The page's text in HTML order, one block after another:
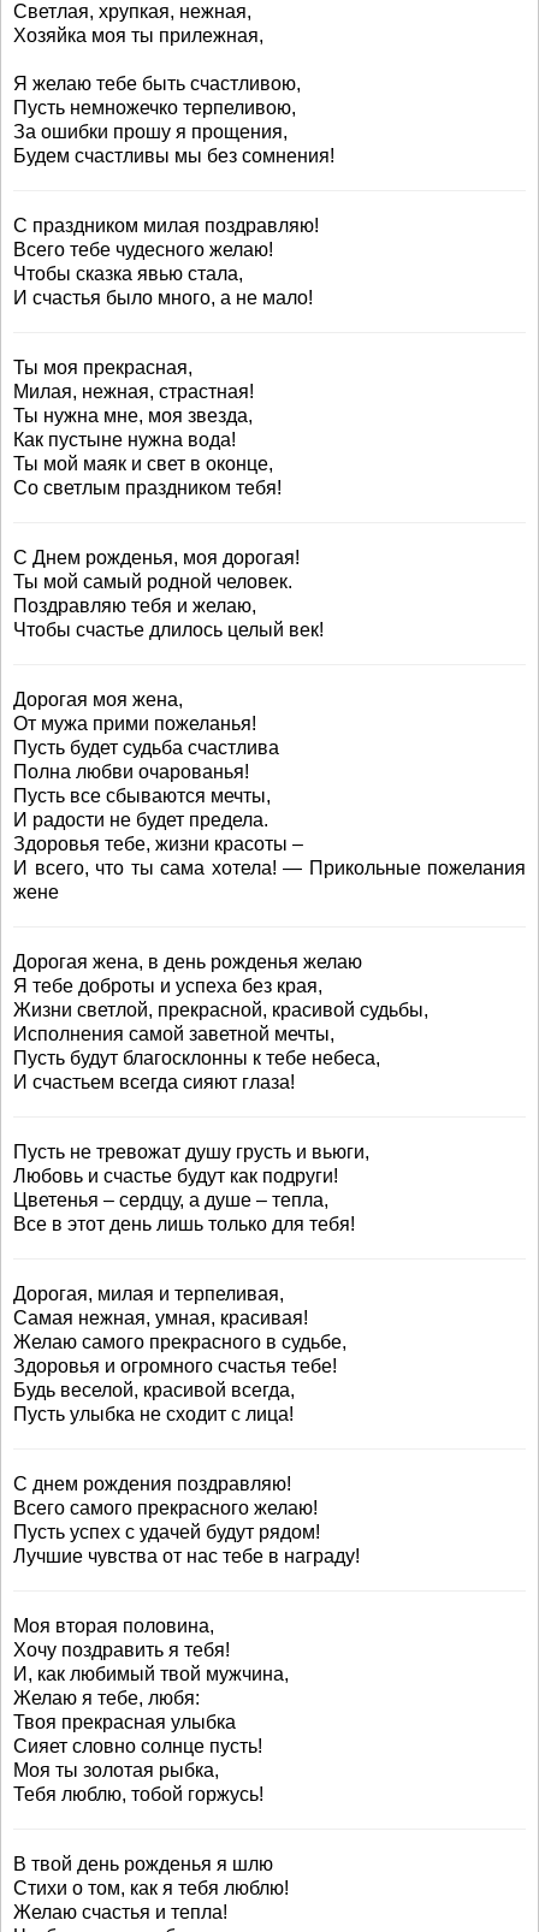
Светлая, хрупкая, нежная,
Хозяйка моя ты прилежная,
Я желаю тебе быть счастливою,
Пусть немножечко терпеливою,
За ошибки прошу я прощения,
Будем счастливы мы без сомнения!
С праздником милая поздравляю!
Всего тебе чудесного желаю!
Чтобы сказка явью стала,
И счастья было много, а не мало!
Ты моя прекрасная,
Милая, нежная, страстная!
Ты нужна мне, моя звезда,
Как пустыне нужна вода!
Ты мой маяк и свет в оконце,
Со светлым праздником тебя!
С Днем рожденья, моя дорогая!
Ты мой самый родной человек.
Поздравляю тебя и желаю,
Чтобы счастье длилось целый век!
Дорогая моя жена,
От мужа прими пожеланья!
Пусть будет судьба счастлива
Полна любви очарованья!
Пусть все сбываются мечты,
И радости не будет предела.
Здоровья тебе, жизни красоты –
И всего, что ты сама хотела! — Прикольные пожелания
жене
Дорогая жена, в день рожденья желаю
Я тебе доброты и успеха без края,
Жизни светлой, прекрасной, красивой судьбы,
Исполнения самой заветной мечты,
Пусть будут благосклонны к тебе небеса,
И счастьем всегда сияют глаза!
Пусть не тревожат душу грусть и вьюги,
Любовь и счастье будут как подруги!
Цветенья – сердцу, а душе – тепла,
Все в этот день лишь только для тебя!
Дорогая, милая и терпеливая,
Самая нежная, умная, красивая!
Желаю самого прекрасного в судьбе,
Здоровья и огромного счастья тебе!
Будь веселой, красивой всегда,
Пусть улыбка не сходит с лица!
С днем рождения поздравляю!
Всего самого прекрасного желаю!
Пусть успех с удачей будут рядом!
Лучшие чувства от нас тебе в награду!
Моя вторая половина,
Хочу поздравить я тебя!
И, как любимый твой мужчина,
Желаю я тебе, любя:
Твоя прекрасная улыбка
Сияет словно солнце пусть!
Моя ты золотая рыбка,
Тебя люблю, тобой горжусь!
В твой день рожденья я шлю
Стихи о том, как я тебя люблю!
Желаю счастья и тепла!